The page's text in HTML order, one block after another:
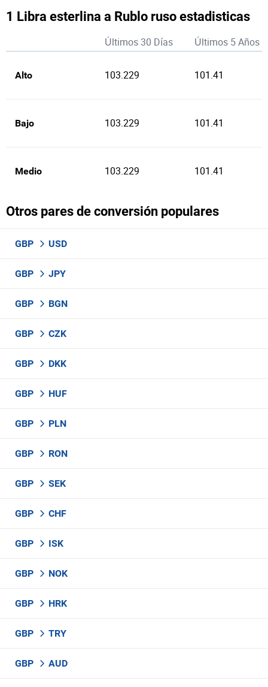
1 Libra esterlina a Rublo ruso estadisticas
Últimos 30 Días Últimos 5 Años
Alto 103.229 101.41
Bajo 103.229 101.41
Medio 103.229 101.41
Otros pares de conversión populares
GBP USD
GBP JPY
GBP BGN
GBP CZK
GBP DKK
GBP HUF
GBP PLN
GBP RON
GBP SEK
GBP CHF
GBP ISK
GBP NOK
GBP HRK
GBP TRY
GBP AUD